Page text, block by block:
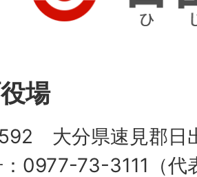
場
大分県速見郡日
：0977-73-3111（代